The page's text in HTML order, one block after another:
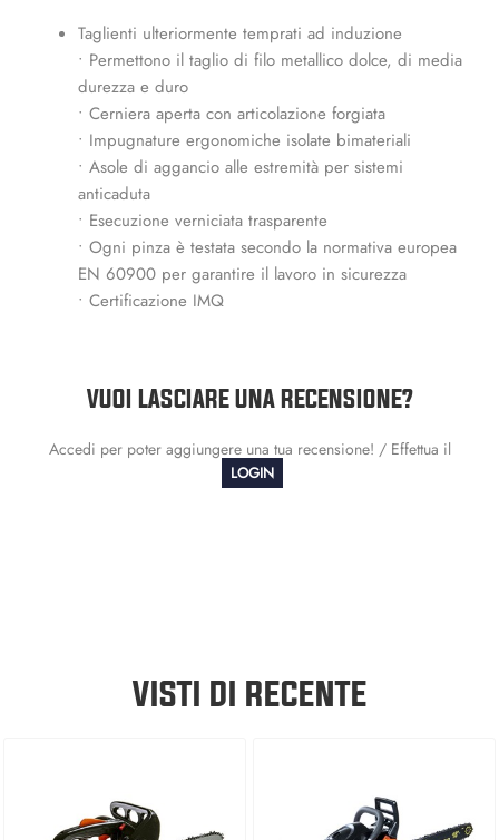
Taglienti ulteriormente temprati ad induzione
• Permettono il taglio di filo metallico dolce, di media
durezza e duro
• Cerniera aperta con articolazione forgiata
• Impugnature ergonomiche isolate bimateriali
• Asole di aggancio alle estremità per sistemi
anticaduta
• Esecuzione verniciata trasparente
• Ogni pinza è testata secondo la normativa europea
EN 60900 per garantire il lavoro in sicurezza
• Certificazione IMQ
VUOI LASCIARE UNA RECENSIONE?
Accedi per poter aggiungere una tua recensione! / Effettua il
LOGIN
VISTI DI RECENTE